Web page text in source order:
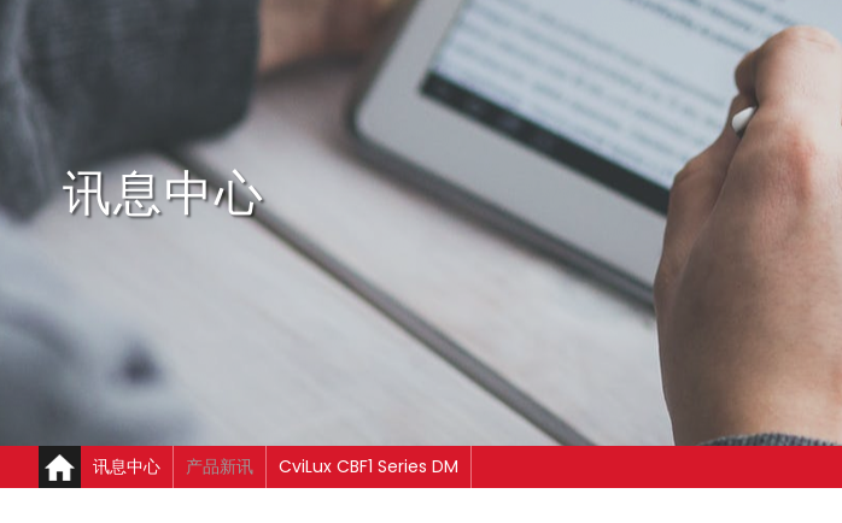
讯息中心
讯息中心 产品新讯 CviLux CBF1 Series DM